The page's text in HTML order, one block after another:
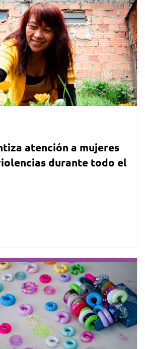
atención a mujeres
durante todo el